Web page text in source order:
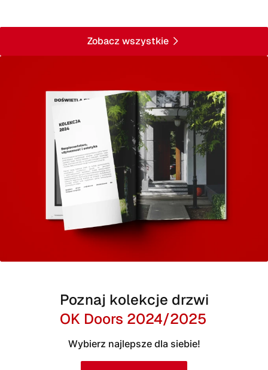
Zobacz wszystkie
Poznaj kolekcje drzwi
OK Doors 2024/2025
Wybierz najlepsze dla siebie!